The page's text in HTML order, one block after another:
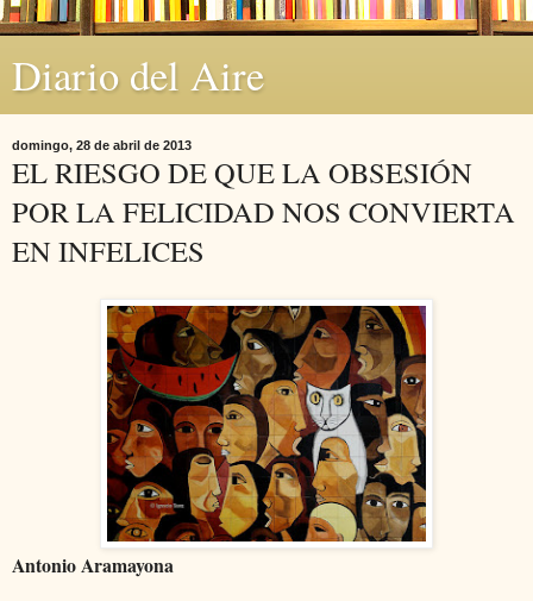
Diario del Aire
domingo, 28 de abril de 2013
EL RIESGO DE QUE LA OBSESIÓN
POR LA FELICIDAD NOS CONVIERTA
EN INFELICES
Antonio Aramayona